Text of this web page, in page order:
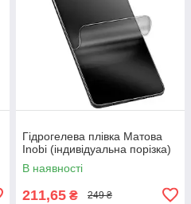
Гідрогелева плівка Матова
Inobi (індивідуальна порізка)
В наявності
211,65 ₴ 249 ₴